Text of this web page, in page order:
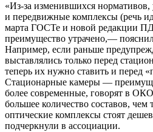
«Из-за изменившихся
и передвижные комплексы (речь
марта ГОСТе и новой редакции
преимущество утрачено,—
Например, если раньше
выставлялись только перед
теперь их нужно ставить и перед
Стационарные камеры —
более современные, говорят в
большее количество составов,
оптические комплексы стоят
подчеркнули в ассоциации.